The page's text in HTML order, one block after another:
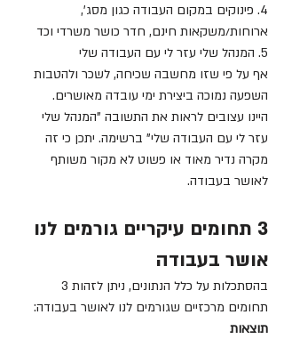
4. פינוקים במקום העבודה כגון מסג',
ארוחות/משקאות חינם, חדר כושר משרדי וכד
5. המנהל שלי עזר לי עם העבודה שלי
אף על פי שזו מחשבה שכיחה, לשכר ולהטבות
השפעה נמוכה ביצירת ימי עובדה מאושרים.
היינו עצובים לראות את התשובה "המנהל שלי
עזר לי עם העבודה שלי" ברשימה. יתכן כי זה
מקרה נדיר מאוד או פשוט לא מקור משותף
לאושר בעבודה.
3 תחומים עיקריים גורמים לנו
אושר בעבודה
תחומים מרכזיים שגורמים לנו לאושר בעבודה:
תוצאות